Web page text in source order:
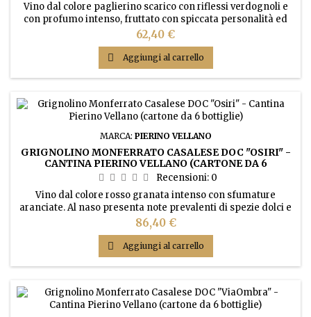
Vino dal colore paglierino scarico con riflessi verdognoli e
con profumo intenso, fruttato con spiccata personalità ed
ottima persistenza. Sapore corposo, sapido di buona razza,
equilibrato nel rapporto estratto-acidità.
Prezzo
62,40 €
 Aggiungi al carrello
MARCA: PIERINO VELLANO
GRIGNOLINO MONFERRATO CASALESE DOC "OSIRI" -
CANTINA PIERINO VELLANO (CARTONE DA 6
BOTTIGLIE)
Recensioni: 0
Vino dal colore rosso granata intenso con sfumature
aranciate. Al naso presenta note prevalenti di spezie dolci e
mandorla con un’eco di amaretto morbido. Gusto rotondo,
con sentori dei tannini del legno e con bassa acidità,
vellutato ed elegante.
Prezzo
86,40 €
 Aggiungi al carrello